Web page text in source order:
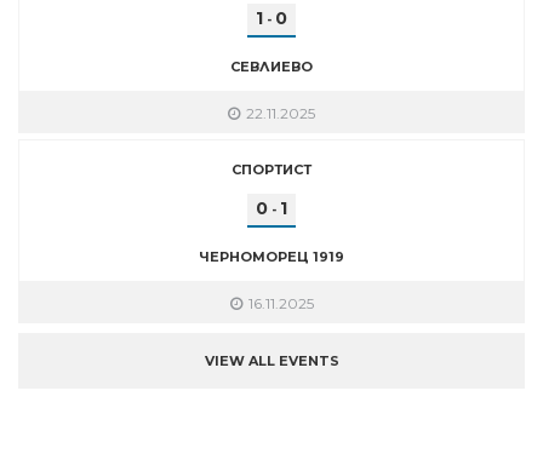
1 - 0
СЕВЛИЕВО
22.11.2025
СПОРТИСТ
0 - 1
ЧЕРНОМОРЕЦ 1919
16.11.2025
VIEW ALL EVENTS